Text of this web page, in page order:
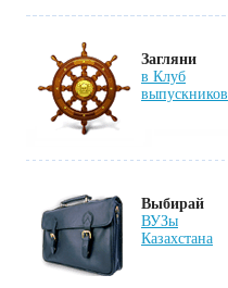
Загляни
в Клуб
выпускников
Выбирай
ВУЗы
Казахстана